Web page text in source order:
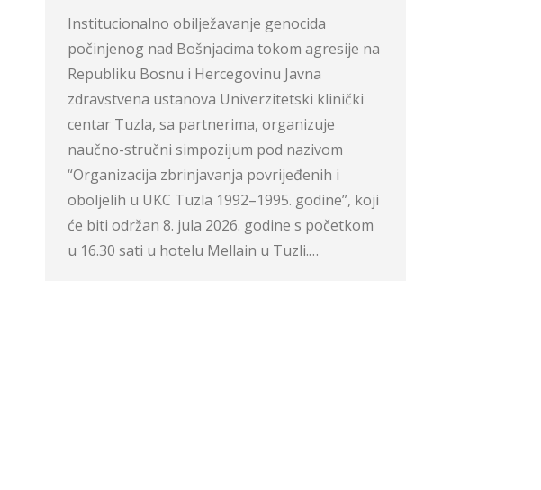
Institucionalno obilježavanje genocida
počinjenog nad Bošnjacima tokom agresije na
Republiku Bosnu i Hercegovinu Javna
zdravstvena ustanova Univerzitetski klinički
centar Tuzla, sa partnerima, organizuje
naučno-stručni simpozijum pod nazivom
“Organizacija zbrinjavanja povrijeđenih i
oboljelih u UKC Tuzla 1992–1995. godine”, koji
će biti održan 8. jula 2026. godine s početkom
u 16.30 sati u hotelu Mellain u Tuzli.…